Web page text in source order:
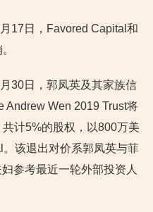
17日，Favored Capital和
30日，郭凤英及其家族信
Andrew Wen 2019 Trust将
计5%的股权，以800万美
该退出对价系郭凤英与菲
参考最近一轮外部投资人